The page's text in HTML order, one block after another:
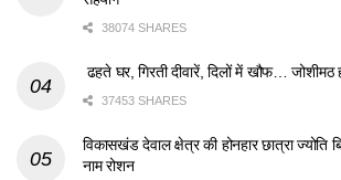
38074 SHARES
ढहते घर, गिरती दीवारें, दिलों में खौफ… जोशीमठ
37453 SHARES
विकासखंड देवाल क्षेत्र की होनहार छात्रा ज्योति
नाम रोशन